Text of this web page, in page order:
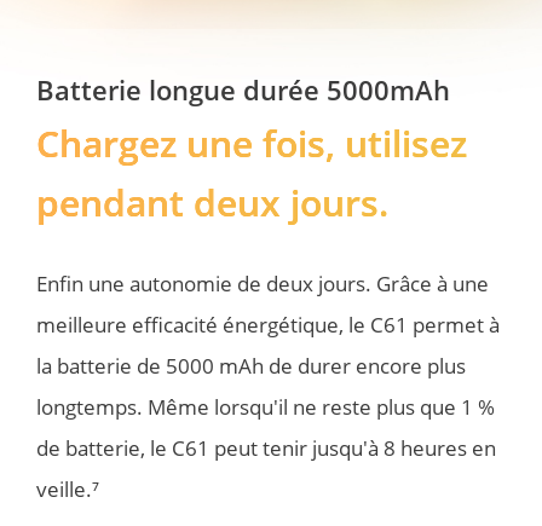
Batterie longue durée 5000mAh
Chargez une fois, utilisez
pendant deux jours.
Enfin une autonomie de deux jours. Grâce à une
meilleure efficacité énergétique, le C61 permet à
la batterie de 5000 mAh de durer encore plus
longtemps. Même lorsqu'il ne reste plus que 1 %
de batterie, le C61 peut tenir jusqu'à 8 heures en
veille.⁷